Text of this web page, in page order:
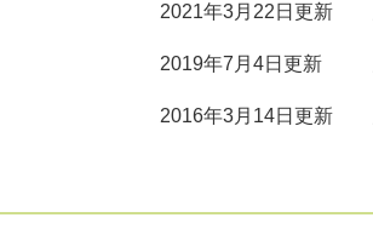
2021年3月22日更新
2019年7月4日更新
2016年3月14日更新